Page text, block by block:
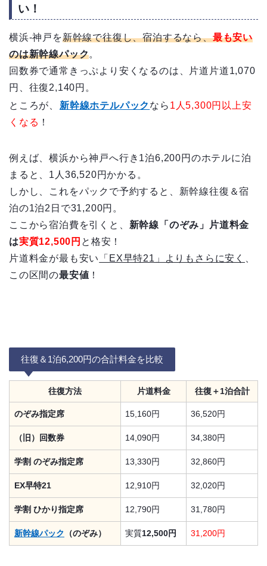
い！
横浜-神戸を新幹線で往復し、宿泊するなら、最も安い
のは新幹線パック。
回数券で通常きっぷより安くなるのは、片道片道1,070
円、往復2,140円。
ところが、
新幹線ホテルパック なら 1人5,300円以上安
くなる ！
例えば、横浜から神戸へ行き1泊6,200円のホテルに泊
まると、1人36,520円かかる。
しかし、これをパックで予約すると、新幹線往復＆宿
泊の1泊2日で31,200円。
ここから宿泊費を引くと、 新幹線「のぞみ」片道料金
は実質12,500円 と格安！
片道料金が最も安い
「EX早特21」よりもさらに安く
この区間の最安値 ！
往復＆1泊6,200円の合計料金を比較
往復方法 片道料金 往復＋1泊合計
のぞみ指定席 15,160円 36,520円
（旧）回数券 14,090円 34,380円
学割 のぞみ指定席 13,330円 32,860円
EX早特21 12,910円 32,020円
学割 ひかり指定席 12,790円 31,780円
新幹線パック （のぞみ） 実質12,500円 31,200円